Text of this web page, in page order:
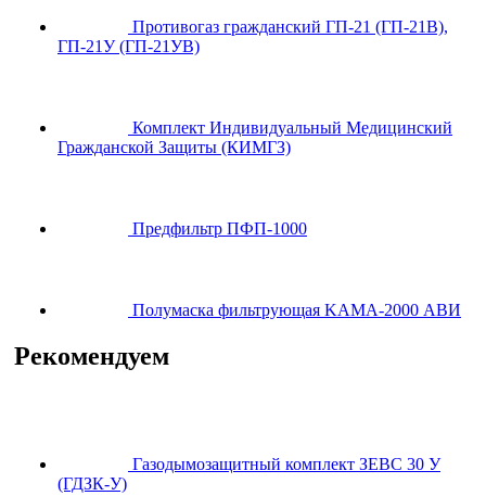
Противогаз гражданский ГП-21 (ГП-21В),
ГП-21У (ГП-21УВ)
Комплект Индивидуальный Медицинский
Гражданской Защиты (КИМГЗ)
Предфильтр ПФП-1000
Полумаска фильтрующая KAMA-2000 АВИ
Рекомендуем
Газодымозащитный комплект ЗЕВС 30 У
(ГДЗК-У)